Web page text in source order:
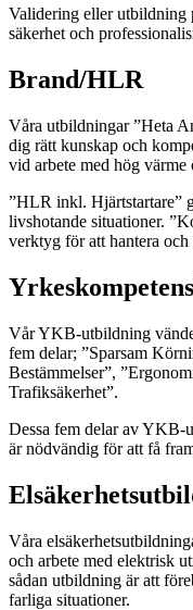
Validering eller utbildning
säkerhet och
Brand/HLR
Våra utbildningar ”Heta
dig rätt kunskap och
vid arbete med hög
”HLR inkl. Hjärtstartare”
livshotande situationer.
verktyg för att hantera
Vår YKB-utbildning
fem delar; ”Sparsam
Bestämmelser”,
Trafiksäkerhet”.
Dessa fem delar av YKB-
är nödvändig för att få
Våra
och arbete med elektrisk
sådan utbildning är att
farliga situationer.